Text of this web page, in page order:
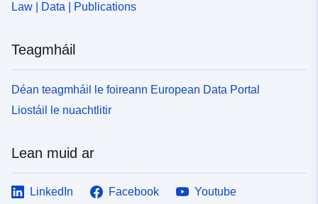
Law | Data | Publications
Teagmháil
Déan teagmháil le foireann European Data Portal
Liostáil le nuachtlitir
Lean muid ar
LinkedIn Facebook
Youtube